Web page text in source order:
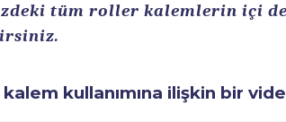
tüm roller kalemlerin içi
kullanımına ilişkin bir